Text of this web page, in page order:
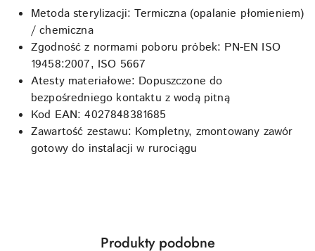
Metoda sterylizacji: Termiczna (opalanie płomieniem)
/ chemiczna
Zgodność z normami poboru próbek: PN-EN ISO
19458:2007, ISO 5667
Atesty materiałowe: Dopuszczone do
bezpośredniego kontaktu z wodą pitną
Kod EAN: 4027848381685
Zawartość zestawu: Kompletny, zmontowany zawór
gotowy do instalacji w rurociągu
Produkty
Produkty podobne